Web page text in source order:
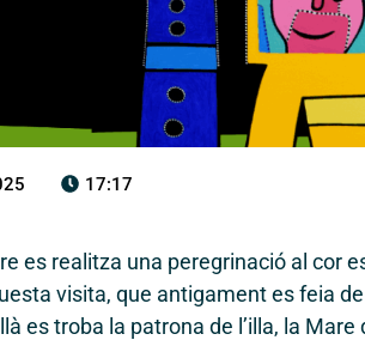
17:17
es realitza una peregrinació al cor
visita, que antigament es feia
es troba la patrona de l’illa, la